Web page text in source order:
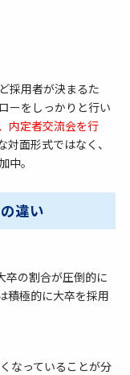
採用者が決まるた
ーをしっかりと行い
内定者交流会を行
面形式ではなく、
中。
違い
卒の割合が圧倒的に
積極的に大卒を採用
なっていることが分